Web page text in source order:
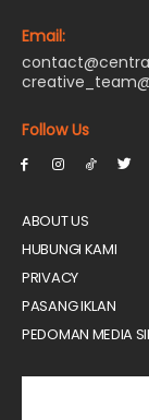
Email:
Follow Us
ABOUT US
HUBUNGI KAMI
PRIVACY
PASANG IKLAN
PEDOMAN MEDIA